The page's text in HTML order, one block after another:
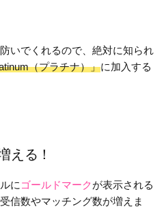
いでくれるので、絶対に知られ
（プラチナ）」に加入する
える！
にゴールドマークが表示される
信数やマッチング数が増えま